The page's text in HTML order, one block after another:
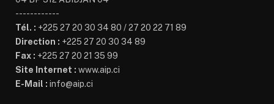
------------
Tél. : +225 27 20 30 34 80 / 27 20 22 71 89
Direction : +225 27 20 30 34 89
Fax : +225 27 20 21 35 99
Site Internet : www.aip.ci
E-Mail : info@aip.ci